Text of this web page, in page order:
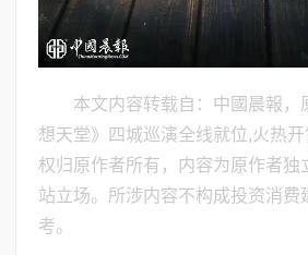
本文内容转载自：中國晨報，
想天堂》四城巡演全线就位,火热
权归原作者所有，内容为原作者独
站立场。所涉内容不构成投资消费
考。